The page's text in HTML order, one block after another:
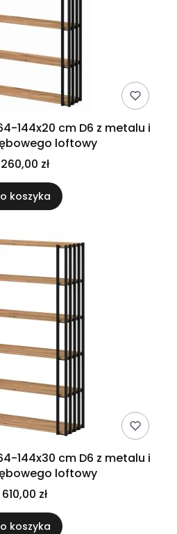
144x20 cm D6 z metalu i
loftowy
260,00 zł
koszyka
144x30 cm D6 z metalu i
loftowy
610,00 zł
koszyka